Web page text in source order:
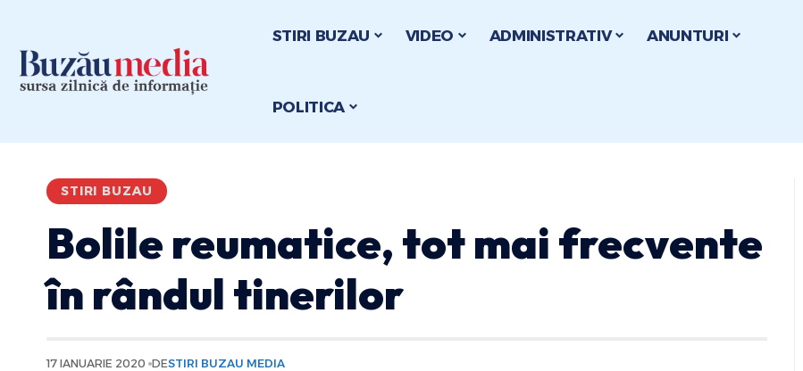
STIRI BUZAU VIDEO ADMINISTRATIV ANUNTURI
POLITICA
STIRI BUZAU
Bolile reumatice, tot mai frecvente
în rândul tinerilor
17 IANUARIE 2020 DESTIRI BUZAU MEDIA